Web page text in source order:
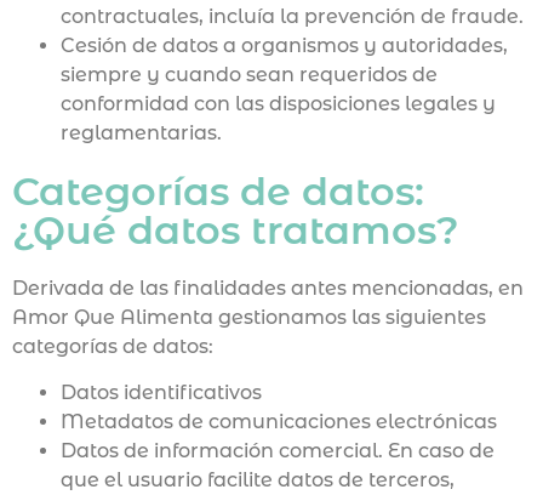
contractuales, incluía la prevención de fraude.
Cesión de datos a organismos y autoridades,
siempre y cuando sean requeridos de
conformidad con las disposiciones legales y
reglamentarias.
Categorías de datos:
¿Qué datos tratamos?
Derivada de las finalidades antes mencionadas, en
Amor Que Alimenta gestionamos las siguientes
categorías de datos:
Datos identificativos
Metadatos de comunicaciones electrónicas
Datos de información comercial. En caso de
que el usuario facilite datos de terceros,